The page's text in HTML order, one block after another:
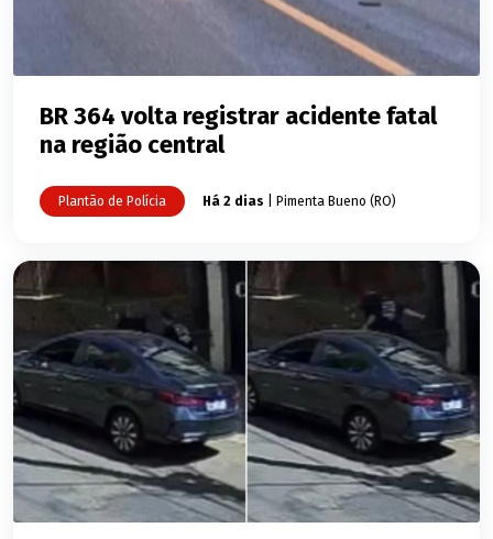
BR 364 volta registrar acidente fatal
na região central
Plantão de Polícia Há 2 dias | Pimenta Bueno (RO)